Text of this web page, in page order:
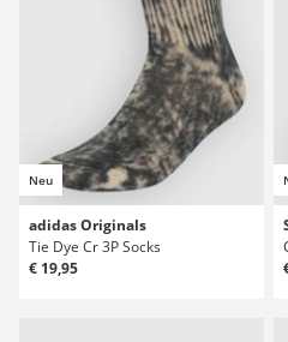
Neu
adidas Originals
Tie Dye Cr 3P Socks
€ 19,95